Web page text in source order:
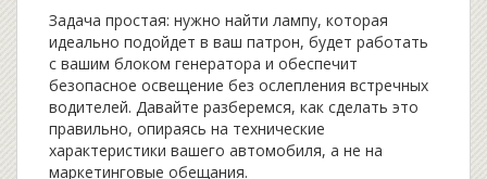
Задача простая: нужно найти лампу, которая
идеально подойдет в ваш патрон, будет работать
с вашим блоком генератора и обеспечит
безопасное освещение без ослепления встречных
водителей. Давайте разберемся, как сделать это
правильно, опираясь на технические
характеристики вашего автомобиля, а не на
маркетинговые обещания.